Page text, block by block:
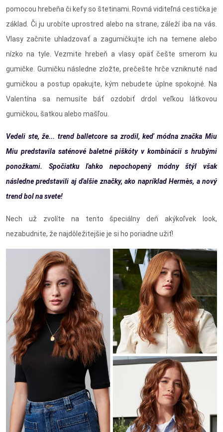
pomocou hrebeňa či kefy so štetinami. Rovná viditeľná cestička je
základ. Či ju urobíte uprostred alebo na strane, záleží iba na vás.
Vlasy začnite uhladzovať a zagumičkujte ich na temene alebo
nízko na tyle. Vezmite hrebeň a vlasy opäť češte smerom ku
gumičke. Gumičku následne zložte, prečešte hrče vzniknuté nad
gumičkou a postup opakujte, kým nebudete úplne spokojné. Na
Valentína sa nemusíte báť ozdobiť drdol veľkou látkovou
gumičkou, šatkou alebo mašľou.
Vedeli ste, že... trend balletcore sa zrodil, keď módna značka Miu
Miu predstavila saténové baletné piškóty v kombinácii s hrubými
ponožkami. Spočiatku ľahko nepochopený módny štýl však
následne predstavili aj ďalšie značky, ako napríklad Hermès, a nový
trend bol na svete!
Nech už zvolíte na tento špeciálny deň akýkoľvek look,
nezabudnite, že najdôležitejšie je si ho poriadne užiť!